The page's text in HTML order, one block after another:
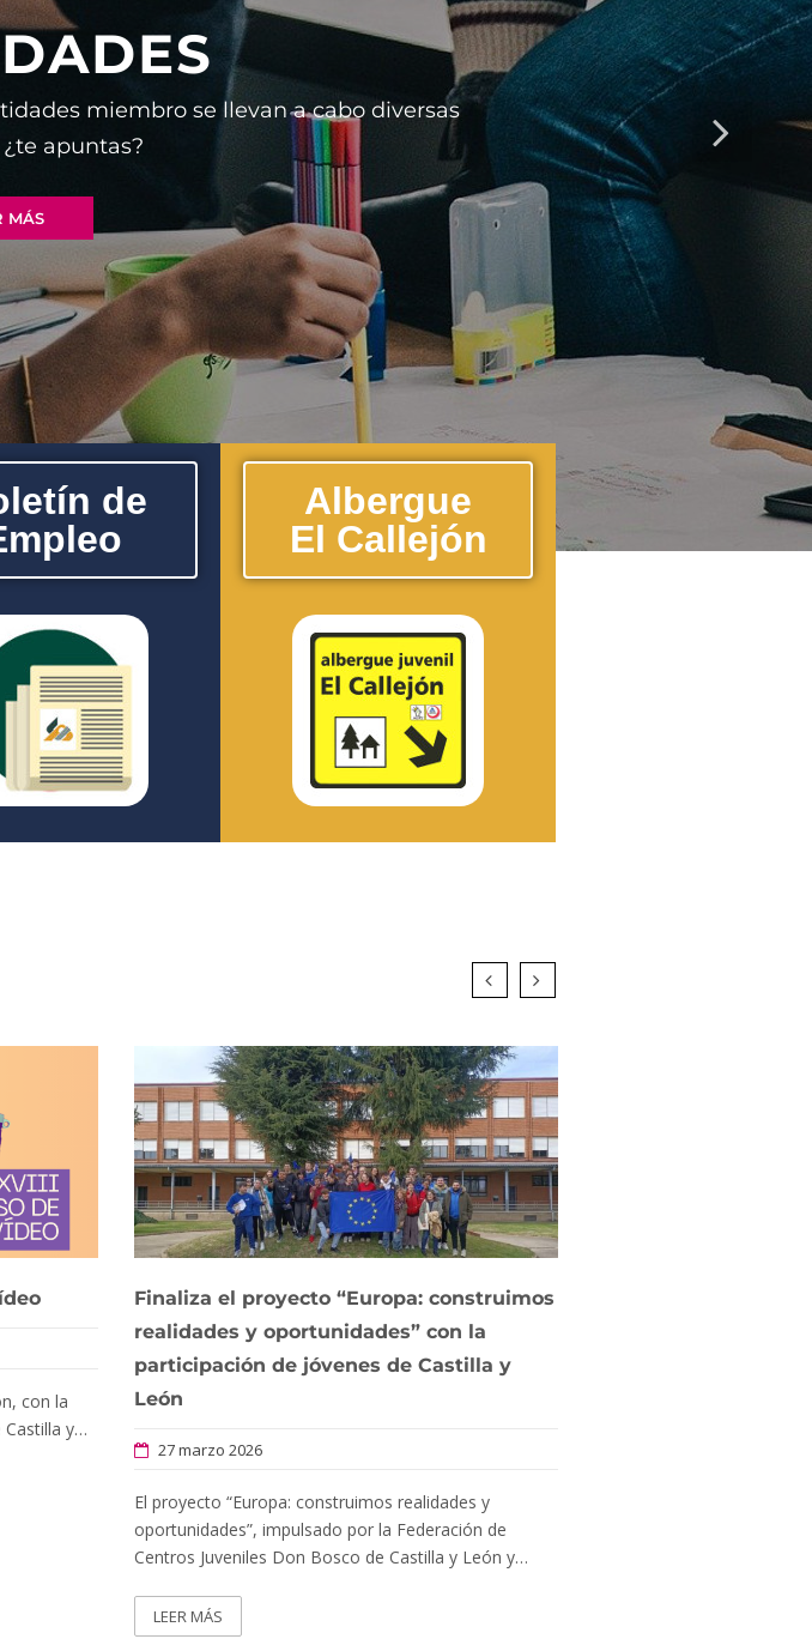
miembro se llevan a cabo diversas
apuntas?
MÁS
de
Empleo es un medio,
formato digital, donde
ofertas de trabajo que se
con el fin de
un mejor servicio de
en la búsqueda de
empleo.
Albergue
El Callejón
El Albergue Juvenil "El Callejón" es un
espacio diseñado y abierto para la
participación de asociaciones y
colectivos organizados, idóneo para
cubrir las necesidades de formación y
alojamiento de l@s jóvenes y del
asociacionismo en general.
con la
Castilla y…
Finaliza el proyecto “Europa: construimos
realidades y oportunidades” con la
participación de jóvenes de Castilla y
León
27 marzo 2026
El proyecto “Europa: construimos realidades y
oportunidades”, impulsado por la Federación de
Centros Juveniles Don Bosco de Castilla y León y…
LEER MÁS